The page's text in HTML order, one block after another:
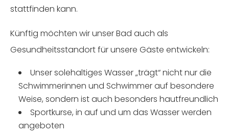
stattfinden kann.
Künftig möchten wir unser Bad auch als
Gesundheitsstandort für unsere Gäste entwickeln:
Unser solehaltiges Wasser „trägt“ nicht nur die
Schwimmerinnen und Schwimmer auf besondere
Weise, sondern ist auch besonders hautfreundlich
Sportkurse, in auf und um das Wasser werden
angeboten